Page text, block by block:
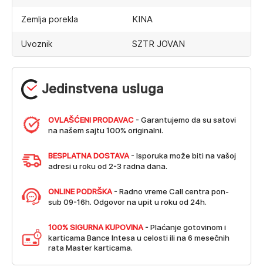
Jedinstvena usluga
OVLAŠĆENI PRODAVAC - Garantujemo da su satovi
na našem sajtu 100% originalni.
BESPLATNA DOSTAVA - Isporuka može biti na vašoj
adresi u roku od 2-3 radna dana.
ONLINE PODRŠKA - Radno vreme Call centra pon-
sub 09-16h. Odgovor na upit u roku od 24h.
100% SIGURNA KUPOVINA - Plaćanje gotovinom i
karticama Bance Intesa u celosti ili na 6 mesečnih
rata Master karticama.
Zemlja porekla KINA
Uvoznik SZTR JOVAN